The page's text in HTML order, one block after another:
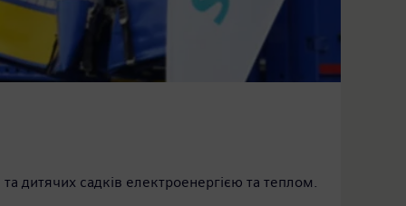
дитячих садків електроенергією та теплом.
платформа, створена у співпраці з компанією
систем виробництва для практичного